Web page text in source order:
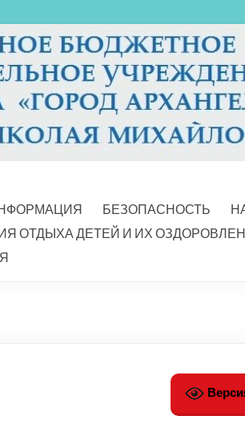
БЕЗОПАСНОСТЬ
ОТДЫХА ДЕТЕЙ И ИХ